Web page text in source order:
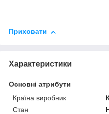
Приховати
Характеристики
Основні атрибути
Країна виробник
Стан